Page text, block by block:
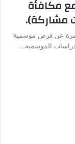
مكافأة
مشاركة).
عن فرص موسمية
الموسمية…